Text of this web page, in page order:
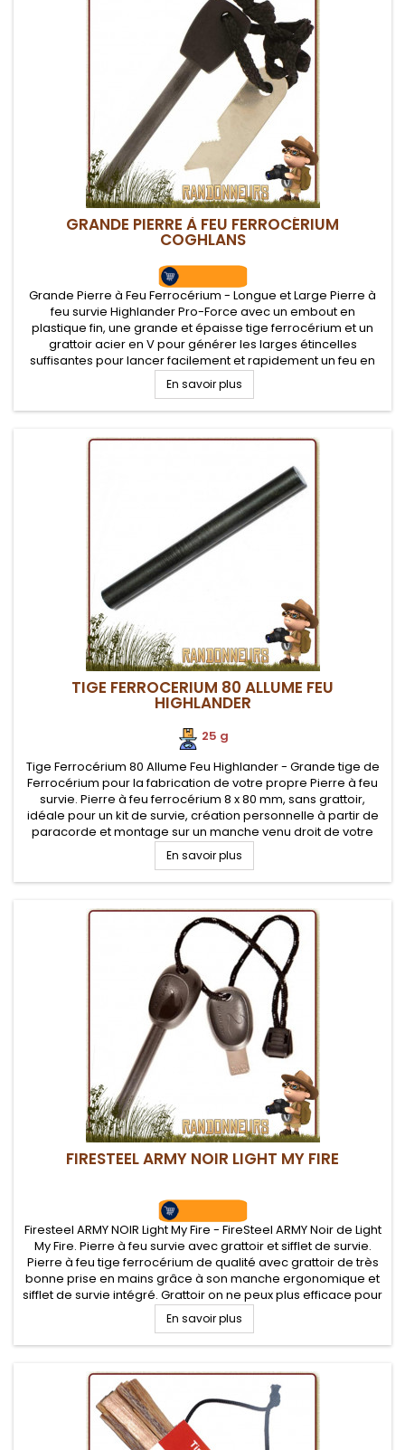
GRANDE PIERRE À FEU FERROCÉRIUM
COGHLANS
Grande Pierre à Feu Ferrocérium - Longue et Large Pierre à
feu survie Highlander Pro-Force avec un embout en
plastique fin, une grande et épaisse tige ferrocérium et un
grattoir acier en V pour générer les larges étincelles
suffisantes pour lancer facilement et rapidement un feu en
toutes conditions
En savoir plus
TIGE FERROCERIUM 80 ALLUME FEU
HIGHLANDER
25 g
Tige Ferrocérium 80 Allume Feu Highlander - Grande tige de
Ferrocérium pour la fabrication de votre propre Pierre à feu
survie. Pierre à feu ferrocérium 8 x 80 mm, sans grattoir,
idéale pour un kit de survie, création personnelle à partir de
paracorde et montage sur un manche venu droit de votre
imagination
En savoir plus
FIRESTEEL ARMY NOIR LIGHT MY FIRE
Firesteel ARMY NOIR Light My Fire - FireSteel ARMY Noir de Light
My Fire. Pierre à feu survie avec grattoir et sifflet de survie.
Pierre à feu tige ferrocérium de qualité avec grattoir de très
bonne prise en mains grâce à son manche ergonomique et
sifflet de survie intégré. Grattoir on ne peux plus efficace pour
de belles gerbes d'étincelles.
En savoir plus